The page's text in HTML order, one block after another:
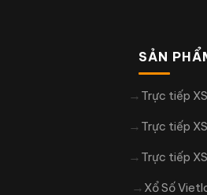
SẢN
Trực tiếp
Trực tiếp
Trực tiếp
Xổ Số